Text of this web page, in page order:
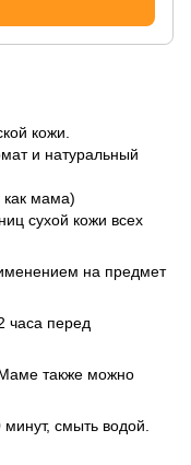
кожи.
и натуральный
как мама)
сухой кожи всех
на предмет
часа перед
также можно
смыть водой.